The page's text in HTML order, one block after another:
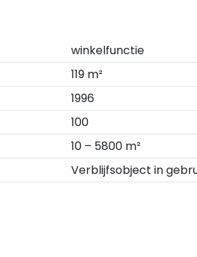
winkelfunctie
119 m²
1996
100
10 – 5800 m²
Verblijfsobject in